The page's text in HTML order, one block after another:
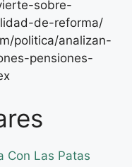
sobre-
de-reforma/
politica/analizan-
pensiones-
Con Las Patas